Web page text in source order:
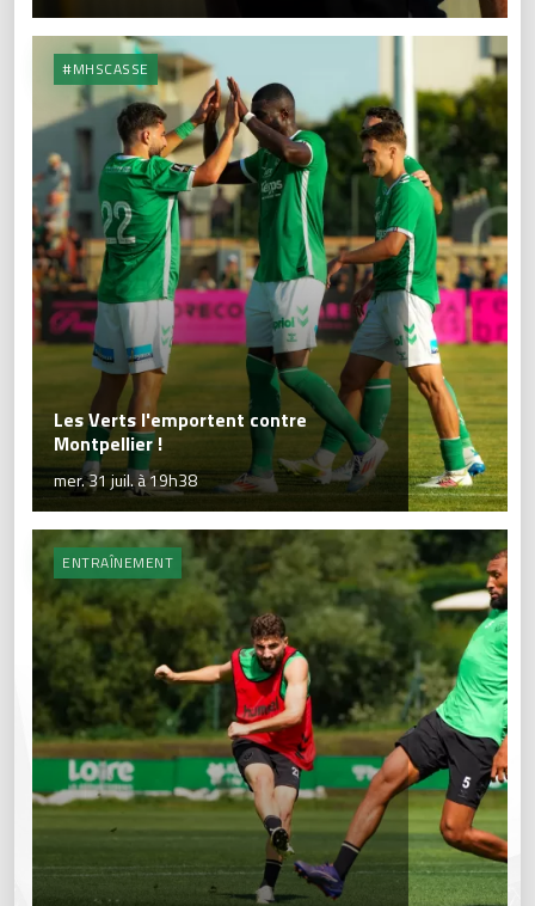
#MHSCASSE
Les Verts l'emportent contre
Montpellier !
mer. 31 juil. à 19h38
ENTRAÎNEMENT